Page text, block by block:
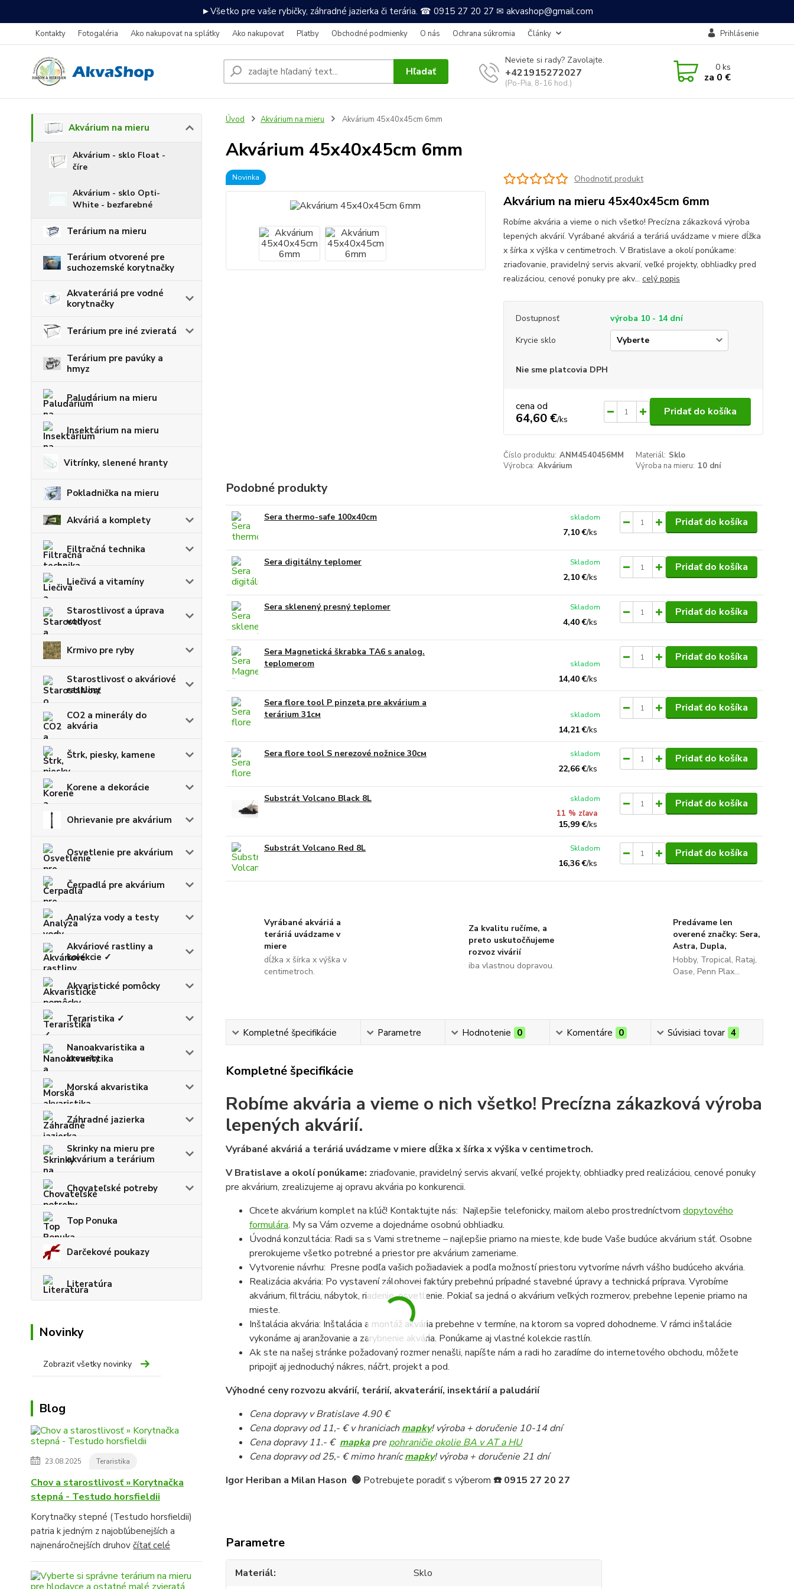
►Všetko pre vaše rybičky, záhradné jazierka či terária. ☎ 0915 27 20 27 ✉ akvashop@gmail.com
Kontakty Fotogaléria Ako nakupovať na splátky Ako nakupovať Platby Obchodné podmienky O nás Ochrana súkromia Články Prihlásenie
Hľadať
Neviete si rady? Zavolajte.
+421915272027
(Po-Pia, 8-16 hod.)
0ks
za 0 €
Akvárium na mieru
Akvárium - sklo Float -
číre
Akvárium - sklo Opti-
White - bezfarebné
Terárium na mieru
Terárium otvorené pre
suchozemské korytnačky
Akvateráriá pre vodné
korytnačky
Terárium pre iné zvieratá
Terárium pre pavúky a
hmyz
Paludárium na mieru
Insektárium na mieru
Vitrínky, slenené hranty
Pokladnička na mieru
Akváriá a komplety
Filtračná technika
Liečivá a vitamíny
Starostlivosť a úprava
vody
Krmivo pre ryby
Starostlivosť o akváriové
rastliny
CO2 a minerály do
akvária
Štrk, piesky, kamene
Korene a dekorácie
Ohrievanie pre akvárium
Osvetlenie pre akvárium
Čerpadlá pre akvárium
Analýza vody a testy
Akváriové rastliny a
kolekcie ✓
Akvaristické pomôcky
Teraristika ✓
Nanoakvaristika a
krevety
Morská akvaristika
Záhradné jazierka
Skrinky na mieru pre
akvárium a terárium
Chovateľské potreby
Top Ponuka
Darčekové poukazy
Literatúra
Novinky
Zobraziť všetky novinky
Blog
23.08.2025 Teraristika
Chov a starostlivosť » Korytnačka
stepná - Testudo horsfieldii
Korytnačky stepné (Testudo horsfieldii)
patria k jedným z najobľúbenejších a
najnenáročnejších druhov čítať celé
Úvod Akvárium na mieru Akvárium 45x40x45cm 6mm
Akvárium 45x40x45cm 6mm
Novinka Ohodnotiť produkt
Akvárium na mieru 45x40x45cm 6mm
Robíme akvária a vieme o nich všetko! Precízna zákazková výroba
lepených akvárií. Vyrábané akváriá a teráriá uvádzame v miere dĺžka
x šírka x výška v centimetroch. V Bratislave a okolí ponúkame:
zriaďovanie, pravidelný servis akvarií, veľké projekty, obhliadky pred
realizáciou, cenové ponuky pre akv... celý popis
Dostupnosť
výroba 10 - 14 dní
Krycie sklo
Nie sme platcovia DPH
cena od
64,60 €/ks
Pridať do košíka
Číslo produktu: ANM4540456MM Materiál: Sklo
Výrobca: Akvárium Výroba na mieru: 10 dní
Podobné produkty
Sera thermo-safe 100x40cm
7,10 €/ks
skladom Pridať do košíka
Sera digitálny teplomer
2,10 €/ks
Skladom Pridať do košíka
Sera sklenený presný teplomer
4,40 €/ks
Skladom Pridať do košíka
Sera Magnetická škrabka TA6 s analog.
teplomerom
14,40 €/ks
skladom
Pridať do košíka
Sera flore tool P pinzeta pre akvárium a
terárium 31см
14,21 €/ks
skladom
Pridať do košíka
Sera flore tool S nerezové nožnice 30см
22,66 €/ks
skladom Pridať do košíka
Substrát Volcano Black 8L
11 % zľava
15,99 €/ks
skladom Pridať do košíka
Substrát Volcano Red 8L
16,36 €/ks
Skladom Pridať do košíka
Vyrábané akváriá a
teráriá uvádzame v
miere
dĺžka x šírka x výška v
centimetroch.
Za kvalitu ručíme, a
preto uskutočňujeme
rozvoz vivárií
iba vlastnou dopravou.
Predávame len
overené značky: Sera,
Astra, Dupla,
Hobby, Tropical, Rataj,
Oase, Penn Plax...
Kompletné špecifikácie Parametre Hodnotenie 0 Komentáre 0 Súvisiaci tovar 4
Kompletné špecifikácie
Robíme akvária a vieme o nich všetko! Precízna zákazková výroba
lepených akvárií.
Vyrábané akváriá a teráriá uvádzame v miere dĺžka x šírka x výška v centimetroch.
V Bratislave a okolí ponúkame: zriaďovanie, pravidelný servis akvarií, veľké projekty, obhliadky pred realizáciou, cenové ponuky
pre akvárium, zrealizujeme aj opravu akvária po konkurencii.
Chcete akvárium komplet na kľúč! Kontaktujte nás: Najlepšie telefonicky, mailom alebo prostredníctvom dopytového
formulára. My sa Vám ozveme a dojednáme osobnú obhliadku.
Úvodná konzultácia: Radi sa s Vami stretneme – najlepšie priamo na mieste, kde bude Vaše budúce akvárium stáť. Osobne
prerokujeme všetko potrebné a priestor pre akvárium zameriame.
Vytvorenie návrhu: Presne podľa vašich požiadaviek a podľa možností priestoru vytvoríme návrh vášho budúceho akvária.
Realizácia akvária: Po vystavení zálohovej faktúry prebehnú prípadné stavebné úpravy a technická príprava. Vyrobíme
akvárium, filtráciu, nábytok, riadenie, osvetlenie. Pokiaľ sa jedná o akvárium veľkých rozmerov, prebehne lepenie priamo na
mieste.
Inštalácia akvária: Inštalácia a montáž akvária prebehne v termíne, na ktorom sa vopred dohodneme. V rámci inštalácie
vykonáme aj aranžovanie a zarybnenie akvária. Ponúkame aj vlastné kolekcie rastlín.
Ak ste na našej stránke požadovaný rozmer nenašli, napíšte nám a radi ho zaradíme do internetového obchodu, môžete
pripojiť aj jednoduchý nákres, náčrt, projekt a pod.
Výhodné ceny rozvozu akvárií, terárií, akvaterárií, insektárií a paludárií
Cena dopravy v Bratislave 4.90 €
Cena dopravy od 11,- € v hraniciachmapky! výroba + doručenie 10-14 dní
Cena dopravy 11.- € mapkapre pohraničie okolie BA v AT a HU
Cena dopravy od 25,- € mimo hranícmapky! výroba + doručenie 21 dní
Igor Heriban a Milan Hason 🟢 Potrebujete poradiť s výberom ☎️ 0915 27 20 27
Parametre
Materiál
Sklo